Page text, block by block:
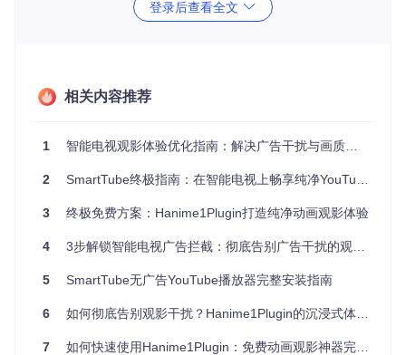
存储空间：至少保留500MB空闲空间用于应用安装和缓存
⚠️ 兼容设备：亚马逊Fire TV（需手动开启未知来源安装权
❌ 暂不支持：非Android系统智能电视（如三星Tizen系统、
LG webOS系统）
rtTube。
图1：SmartTube主界面采用深色主题设计，左侧为分类导
登录后查看全文
相关内容推荐
1 智能电视观影体验优化指南：解决广告干扰与画质瓶颈的完整方案
2 SmartTube终极指南：在智能电视上畅享纯净YouTube体验
3 终极免费方案：Hanime1Plugin打造纯净动画观影体验
4 3步解锁智能电视广告拦截：彻底告别广告干扰的观影解决方案
5 SmartTube无广告YouTube播放器完整安装指南
6 如何彻底告别观影干扰？Hanime1Plugin的沉浸式体验革命
7 如何快速使用Hanime1Plugin：免费动画观影神器完整指南